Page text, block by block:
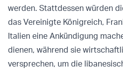
werden. Stattdessen würden
das Vereinigte Königreich,
Italien eine Ankündigung
dienen, während sie
versprechen, um die